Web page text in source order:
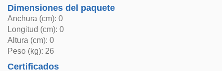
Dimensiones del paquete
Anchura (cm): 0
Longitud (cm): 0
Altura (cm): 0
Peso (kg): 26
Certificados